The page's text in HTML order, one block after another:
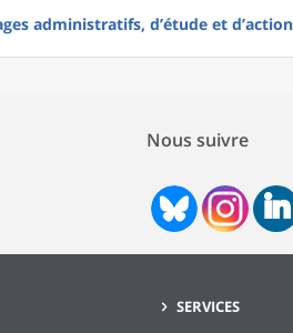
administratifs, d’étude et
Nous suivre
SERVICES